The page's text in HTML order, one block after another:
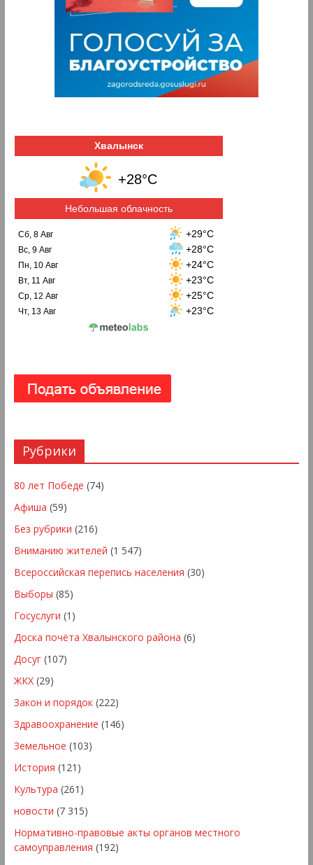
Хвалынск
+28°C
Небольшая облачность
Сб, 8 Авг +29°C
Вс, 9 Авг +28°C
Пн, 10 Авг +24°C
Вт, 11 Авг +23°C
Ср, 12 Авг +25°C
Чт, 13 Авг +23°C
Рубрики
80 лет Победе (74)
Афиша (59)
Без рубрики (216)
Вниманию жителей (1 547)
Всероссийская перепись населения (30)
Выборы (85)
Госуслуги (1)
Доска почёта Хвалынского района (6)
Досуг(107)
ЖКХ(29)
Закон и порядок(222)
Здравоохранение (146)
Земельное (103)
История (121)
Культура (261)
новости (7 315)
Нормативно-правовые акты органов местного
самоуправления (192)